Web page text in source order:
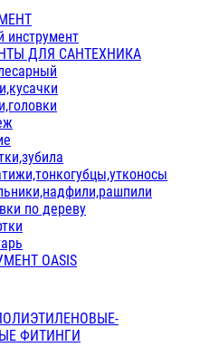
инструмент
ДЛЯ САНТЕХНИКА
по дереву
OASIS
ФИТИНГИ